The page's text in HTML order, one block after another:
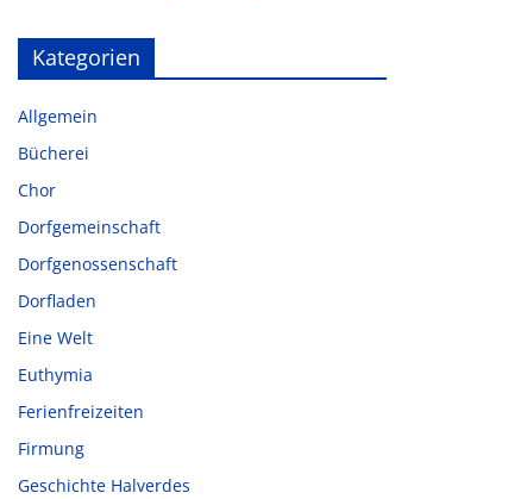
Kategorien
Allgemein
Bücherei
Chor
Dorfgemeinschaft
Dorfgenossenschaft
Dorfladen
Eine Welt
Euthymia
Ferienfreizeiten
Firmung
Geschichte Halverdes